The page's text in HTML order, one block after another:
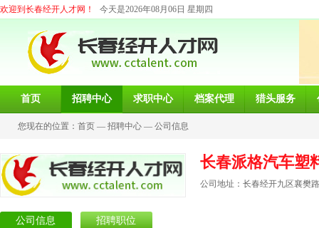
欢迎到长春经开人才网！ 今天是2026年08月06日 星期四
首页 招聘中心 求职中心 档案代理 猎头服务
您现在的位置： 首页 — 招聘中心 — 公司信息
长春派格汽车塑
公司地址：长春经开九区襄樊
公司信息 招聘职位